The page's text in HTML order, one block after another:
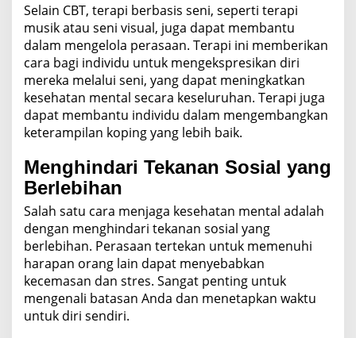
Selain CBT, terapi berbasis seni, seperti terapi
musik atau seni visual, juga dapat membantu
dalam mengelola perasaan. Terapi ini memberikan
cara bagi individu untuk mengekspresikan diri
mereka melalui seni, yang dapat meningkatkan
kesehatan mental secara keseluruhan. Terapi juga
dapat membantu individu dalam mengembangkan
keterampilan koping yang lebih baik.
Menghindari Tekanan Sosial yang
Berlebihan
Salah satu cara menjaga kesehatan mental adalah
dengan menghindari tekanan sosial yang
berlebihan. Perasaan tertekan untuk memenuhi
harapan orang lain dapat menyebabkan
kecemasan dan stres. Sangat penting untuk
mengenali batasan Anda dan menetapkan waktu
untuk diri sendiri.